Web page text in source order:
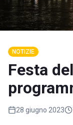
NOTIZIE
Festa
28 giugno 2023